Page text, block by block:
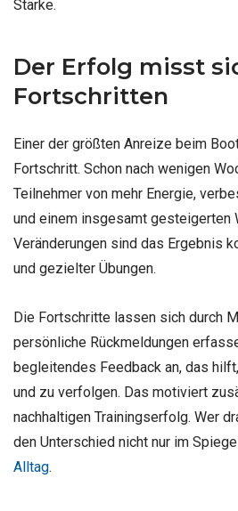
Stärke.
Der Erfolg misst
Fortschritten
Einer der größten Anreize beim
Fortschritt. Schon nach wenigen
Teilnehmer von mehr Energie,
und einem insgesamt gesteigerten
Veränderungen sind das Ergebnis
und gezielter Übungen.
Die Fortschritte lassen sich durch
persönliche Rückmeldungen
begleitendes Feedback an, das
und zu verfolgen. Das motiviert
nachhaltigen Trainingserfolg. Wer
den Unterschied nicht nur im
Alltag.